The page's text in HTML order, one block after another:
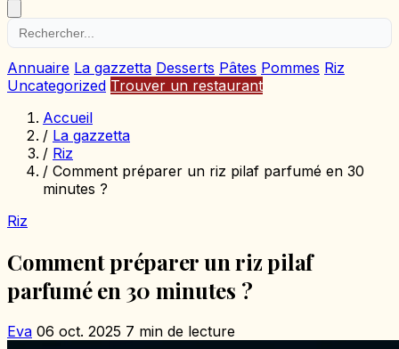
Annuaire La gazzetta Desserts Pâtes Pommes Riz
Uncategorized Trouver un restaurant
Accueil
/ La gazzetta
/ Riz
/ Comment préparer un riz pilaf parfumé en 30
minutes ?
Riz
Comment préparer un riz pilaf
parfumé en 30 minutes ?
Eva 06 oct. 2025 7 min de lecture